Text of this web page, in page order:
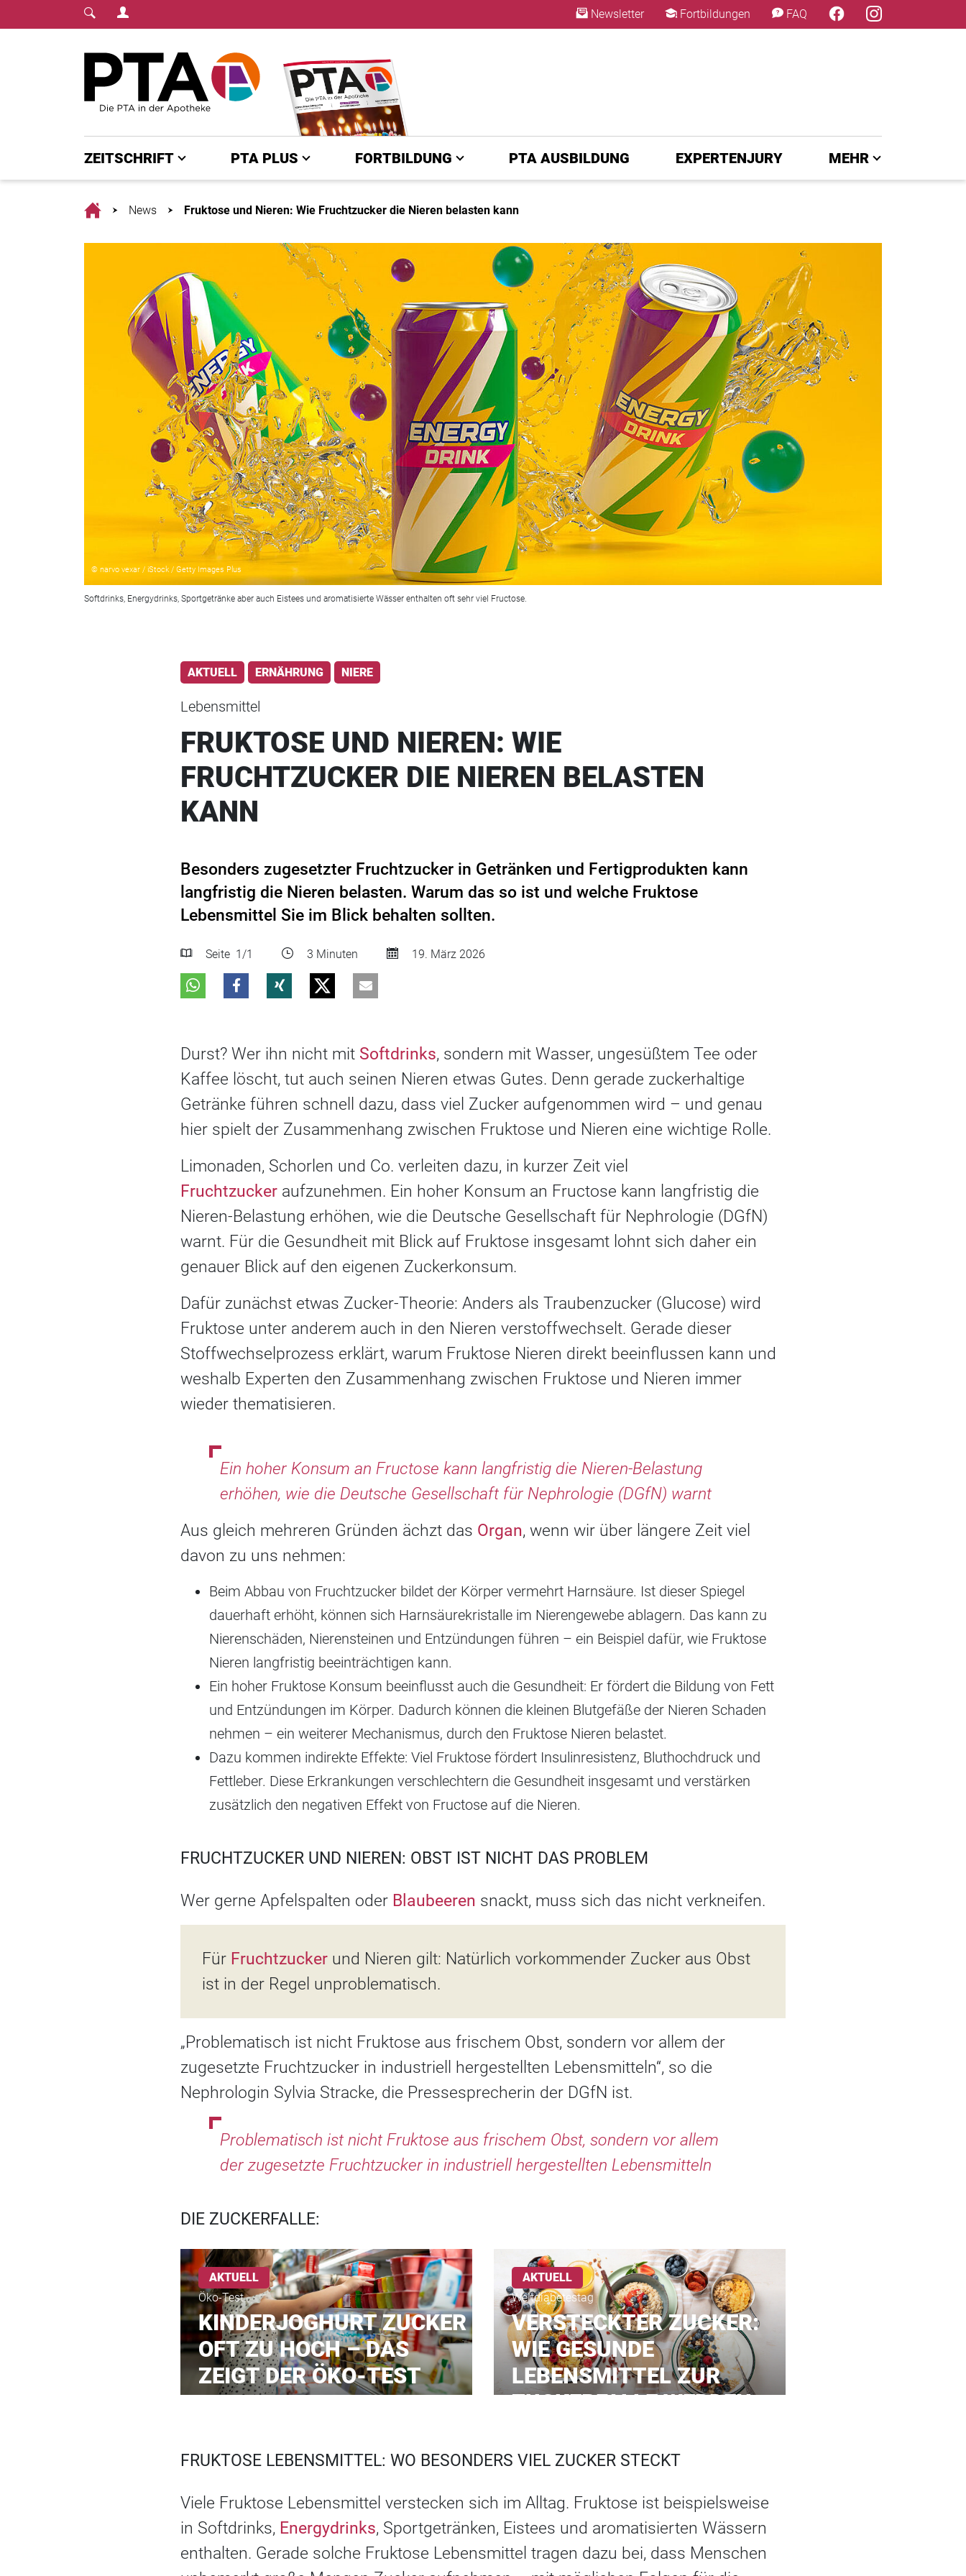
Login Menu Newsletter Fortbildungen FAQ
ZEITSCHRIFT PTA PLUS FORTBILDUNG PTA AUSBILDUNG EXPERTENJURY MEHR
HomeNews Fruktose und Nieren: Wie Fruchtzucker die Nieren belasten kann
© narvo vexar / iStock / Getty Images Plus
Softdrinks, Energydrinks, Sportgetränke aber auch Eistees und aromatisierte Wässer enthalten oft sehr viel Fructose.
AKTUELL ERNÄHRUNG NIERE
Lebensmittel
FRUKTOSE UND NIEREN: WIE
FRUCHTZUCKER DIE NIEREN BELASTEN
KANN
Besonders zugesetzter Fruchtzucker in Getränken und Fertigprodukten kann
langfristig die Nieren belasten. Warum das so ist und welche Fruktose
Lebensmittel Sie im Blick behalten sollten.
Seite 1 /1 3 Minuten 19. März 2026
Durst? Wer ihn nicht mit Softdrinks, sondern mit Wasser, ungesüßtem Tee oder
Kaffee löscht, tut auch seinen Nieren etwas Gutes. Denn gerade zuckerhaltige
Getränke führen schnell dazu, dass viel Zucker aufgenommen wird – und genau
hier spielt der Zusammenhang zwischen Fruktose und Nieren eine wichtige Rolle.
Limonaden, Schorlen und Co. verleiten dazu, in kurzer Zeit viel
Fruchtzucker aufzunehmen. Ein hoher Konsum an Fructose kann langfristig die
Nieren-Belastung erhöhen, wie die Deutsche Gesellschaft für Nephrologie (DGfN)
warnt. Für die Gesundheit mit Blick auf Fruktose insgesamt lohnt sich daher ein
genauer Blick auf den eigenen Zuckerkonsum.
Dafür zunächst etwas Zucker-Theorie: Anders als Traubenzucker (Glucose) wird
Fruktose unter anderem auch in den Nieren verstoffwechselt. Gerade dieser
Stoffwechselprozess erklärt, warum Fruktose Nieren direkt beeinflussen kann und
weshalb Experten den Zusammenhang zwischen Fruktose und Nieren immer
wieder thematisieren.
Ein hoher Konsum an Fructose kann langfristig die Nieren-Belastung
erhöhen, wie die Deutsche Gesellschaft für Nephrologie (DGfN) warnt
Aus gleich mehreren Gründen ächzt das Organ, wenn wir über längere Zeit viel
davon zu uns nehmen:
Beim Abbau von Fruchtzucker bildet der Körper vermehrt Harnsäure. Ist dieser Spiegel
dauerhaft erhöht, können sich Harnsäurekristalle im Nierengewebe ablagern. Das kann zu
Nierenschäden, Nierensteinen und Entzündungen führen – ein Beispiel dafür, wie Fruktose
Nieren langfristig beeinträchtigen kann.
Ein hoher Fruktose Konsum beeinflusst auch die Gesundheit: Er fördert die Bildung von Fett
und Entzündungen im Körper. Dadurch können die kleinen Blutgefäße der Nieren Schaden
nehmen – ein weiterer Mechanismus, durch den Fruktose Nieren belastet.
Dazu kommen indirekte Effekte: Viel Fruktose fördert Insulinresistenz, Bluthochdruck und
Fettleber. Diese Erkrankungen verschlechtern die Gesundheit insgesamt und verstärken
zusätzlich den negativen Effekt von Fructose auf die Nieren.
FRUCHTZUCKER UND NIEREN: OBST IST NICHT DAS PROBLEM
Wer gerne Apfelspalten oder Blaubeeren snackt, muss sich das nicht verkneifen.
Für Fruchtzucker und Nieren gilt: Natürlich vorkommender Zucker aus Obst
ist in der Regel unproblematisch.
„Problematisch ist nicht Fruktose aus frischem Obst, sondern vor allem der
zugesetzte Fruchtzucker in industriell hergestellten Lebensmitteln“, so die
Nephrologin Sylvia Stracke, die Pressesprecherin der DGfN ist.
Problematisch ist nicht Fruktose aus frischem Obst, sondern vor allem
der zugesetzte Fruchtzucker in industriell hergestellten Lebensmitteln
DIE ZUCKERFALLE:
AKTUELL
Öko-Test
KINDERJOGHURT ZUCKER
OFT ZU HOCH – DAS
ZEIGT DER ÖKO-TEST
AKTUELL
Weltdiabetestag
VERSTECKTER ZUCKER:
WIE GESUNDE
LEBENSMITTEL ZUR
ZUCKERFALLE WERDEN
FRUKTOSE LEBENSMITTEL: WO BESONDERS VIEL ZUCKER STECKT
Viele Fruktose Lebensmittel verstecken sich im Alltag. Fruktose ist beispielsweise
in Softdrinks, Energydrinks, Sportgetränken, Eistees und aromatisierten Wässern
enthalten. Gerade solche Fruktose Lebensmittel tragen dazu bei, dass Menschen
×